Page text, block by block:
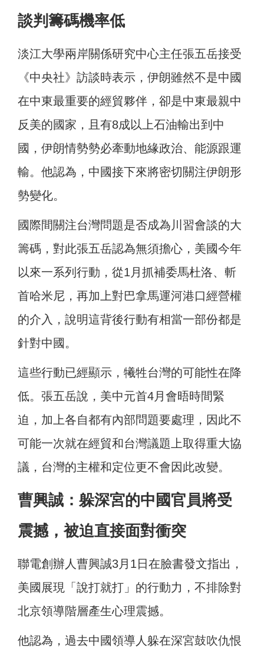
談判籌碼機率低
淡江大學兩岸關係研究中心主任張五岳接受
《中央社》訪談時表示，伊朗雖然不是中國
在中東最重要的經貿夥伴，卻是中東最親中
反美的國家，且有8成以上石油輸出到中
國，伊朗情勢勢必牽動地緣政治、能源跟運
輸。他認為，中國接下來將密切關注伊朗形
勢變化。
國際間關注台灣問題是否成為川習會談的大
籌碼，對此張五岳認為無須擔心，美國今年
以來一系列行動，從1月抓補委馬杜洛、斬
首哈米尼，再加上對巴拿馬運河港口經營權
的介入，說明這背後行動有相當一部份都是
針對中國。
這些行動已經顯示，犧牲台灣的可能性在降
低。張五岳說，美中元首4月會晤時間緊
迫，加上各自都有內部問題要處理，因此不
可能一次就在經貿和台灣議題上取得重大協
議，台灣的主權和定位更不會因此改變。
曹興誠：躲深宮的中國官員將受
震撼，被迫直接面對衝突
聯電創辦人曹興誠3月1日在臉書發文指出，
美國展現「說打就打」的行動力，不排除對
北京領導階層產生心理震撼。
他認為，過去中國領導人躲在深宮鼓吹仇恨